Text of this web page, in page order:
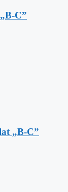
C”
„B-C”